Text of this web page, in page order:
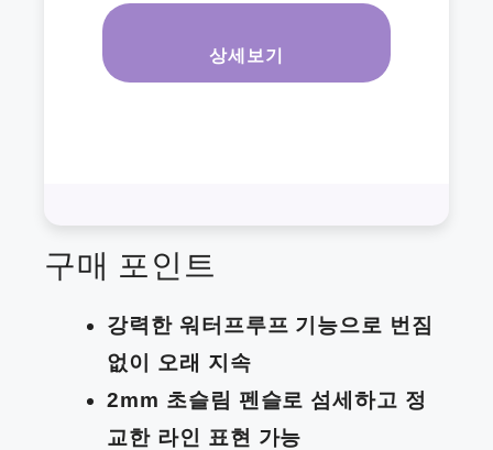
상세보기
구매 포인트
강력한 워터프루프 기능으로 번짐
없이 오래 지속
2mm 초슬림 펜슬로 섬세하고 정
교한 라인 표현 가능